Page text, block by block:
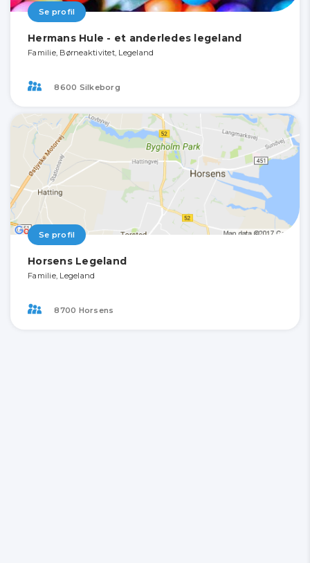
Se profil
Hermans Hule - et anderledes legeland
Familie, Børneaktivitet, Legeland
8600 Silkeborg
Se profil
Horsens Legeland
Familie, Legeland
8700 Horsens